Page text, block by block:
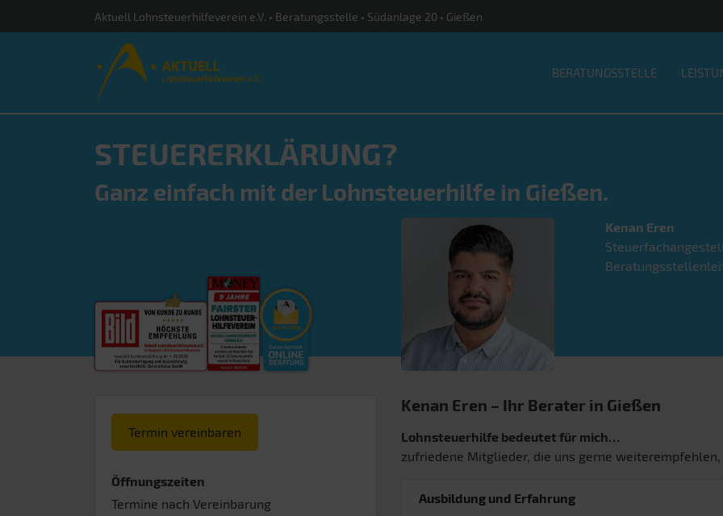
Aktuell Lohnsteuerhilfeverein e.V. • Beratungsstelle • Südanlage 20 • Gießen
BERATUNGSSTELLE
STEUERERKLÄRUNG?
Ganz einfach mit der Lohnsteuerhilfe in Gießen.
Kenan Eren
Termin vereinbaren
Öffnungszeiten
Termine nach Vereinbarung
Kenan Eren – Ihr Berater in Gießen
Lohnsteuerhilfe bedeutet für mich…
zufriedene Mitglieder, die uns gerne
Ausbildung und Erfahrung